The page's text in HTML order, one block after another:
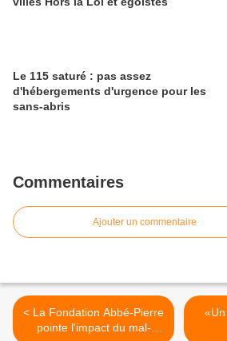
Le 115 saturé : pas assez
d'hébergements d'urgence pour les
sans-abris
Commentaires
Ajouter un commentaire
< La Fondation Abbé-Pierre
pointe l'impact du mal-